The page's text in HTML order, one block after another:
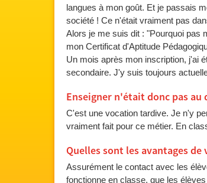
langues à mon goût. Et je passais
société ! Ce n'était vraiment pas
Alors je me suis dit : "Pourquoi pas
mon Certificat d'Aptitude
Un mois après mon inscription, j'ai
secondaire. J'y suis toujours
Enseigner n'était donc pas au
C'est une vocation tardive. Je n'y
vraiment fait pour ce métier. En
Quelles sont les avantages
Assurément le contact avec les
fonctionne en classe, que les